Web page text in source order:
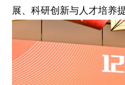
展、科研创新与人才培养